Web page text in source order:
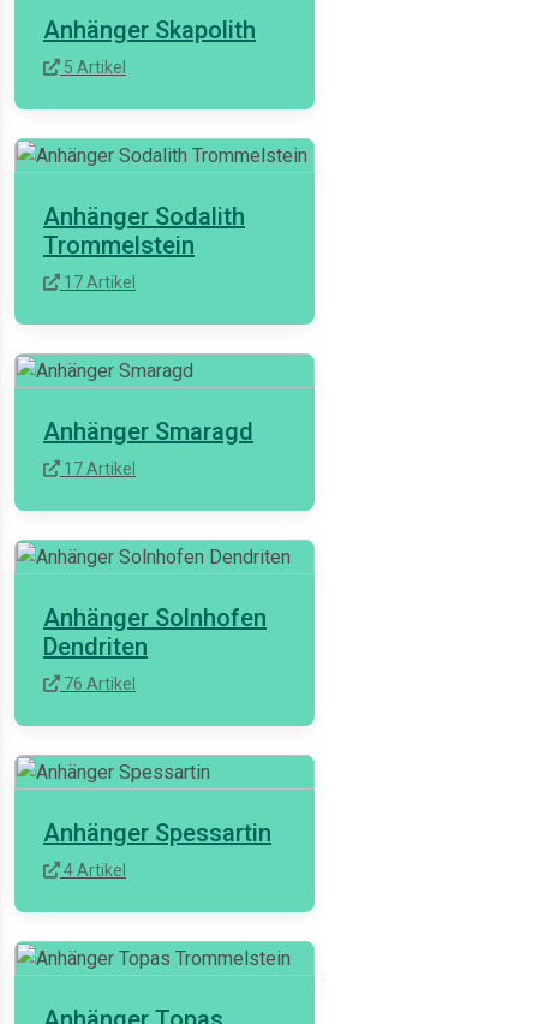
Anhänger Skapolith
5 Artikel
Anhänger Sodalith
Trommelstein
17 Artikel
Anhänger Smaragd
17 Artikel
Anhänger Solnhofen
Dendriten
76 Artikel
Anhänger Spessartin
4 Artikel